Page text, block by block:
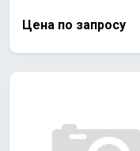
Цена по запросу